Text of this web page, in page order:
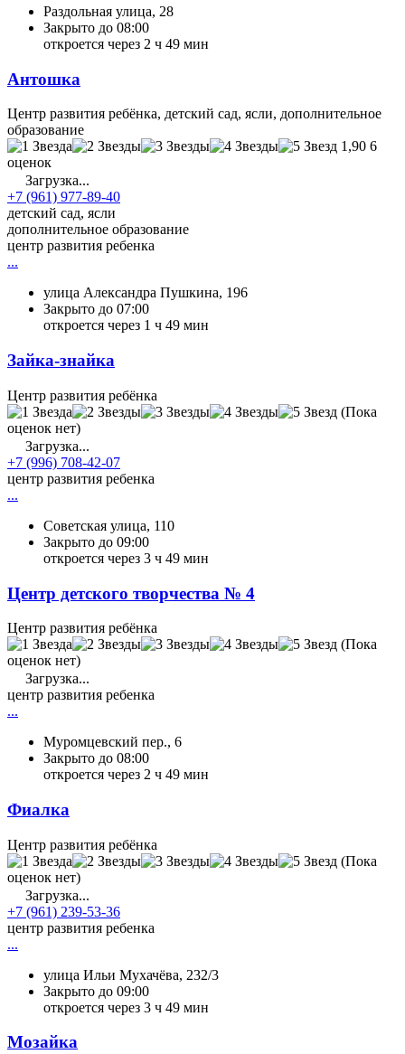
Раздольная улица, 28
Закрыто до 08:00
откроется через 2 ч 49 мин
Антошка
Центр развития ребёнка, детский сад, ясли, дополнительное
образование
1,90 6
оценок
Загрузка...
+7 (961) 977-89-40
детский сад, ясли
дополнительное образование
центр развития ребенка
...
улица Александра Пушкина, 196
Закрыто до 07:00
откроется через 1 ч 49 мин
Зайка-знайка
Центр развития ребёнка
(Пока
оценок нет)
Загрузка...
+7 (996) 708-42-07
центр развития ребенка
...
Советская улица, 110
Закрыто до 09:00
откроется через 3 ч 49 мин
Центр детского творчества № 4
Центр развития ребёнка
(Пока
оценок нет)
Загрузка...
центр развития ребенка
...
Муромцевский пер., 6
Закрыто до 08:00
откроется через 2 ч 49 мин
Фиалка
Центр развития ребёнка
(Пока
оценок нет)
Загрузка...
+7 (961) 239-53-36
центр развития ребенка
...
улица Ильи Мухачёва, 232/3
Закрыто до 09:00
откроется через 3 ч 49 мин
Мозайка